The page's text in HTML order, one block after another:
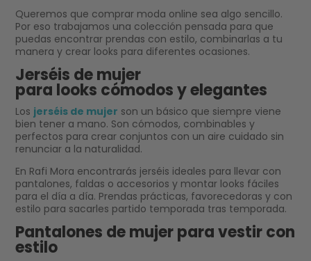
Queremos que comprar moda online sea algo sencillo.
Por eso trabajamos una colección pensada para que
puedas encontrar prendas con estilo, combinarlas a tu
manera y crear looks para diferentes ocasiones.
Jerséis de mujer
para looks cómodos y elegantes
Los jerséis de mujer son un básico que siempre viene
bien tener a mano. Son cómodos, combinables y
perfectos para crear conjuntos con un aire cuidado sin
renunciar a la naturalidad.
En Rafi Mora encontrarás jerséis ideales para llevar con
pantalones, faldas o accesorios y montar looks fáciles
para el día a día. Prendas prácticas, favorecedoras y con
estilo para sacarles partido temporada tras temporada.
Pantalones de mujer para vestir con
estilo